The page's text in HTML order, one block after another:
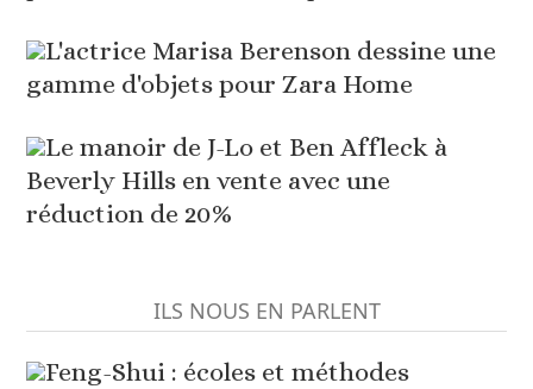
L'actrice Marisa Berenson dessine une
gamme d'objets pour Zara Home
Le manoir de J-Lo et Ben Affleck à
Beverly Hills en vente avec une
réduction de 20%
ILS NOUS EN PARLENT
Feng-Shui : écoles et méthodes